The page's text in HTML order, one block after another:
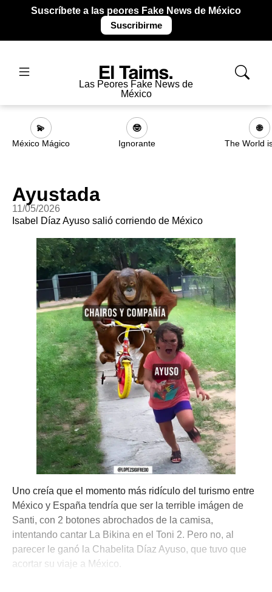
Suscríbete a las peores Fake News de México
Suscribirme
Las Peores Fake News de
México
💫
México Mágico
🤓
Ignorante
🌐
The World
Ayustada
11/05/2026
Isabel Díaz Ayuso salió corriendo de México
Uno creía que el momento más ridículo del turismo entre
México y España tendría que ser la terrible imágen de
Santi, con 2 botones abrochados de la camisa,
intentando cantar La Bikina en el Toni 2. Pero no, al
parecer le ganó la Chabelita Díaz Ayuso, que tuvo que
acortar su viaje a México.